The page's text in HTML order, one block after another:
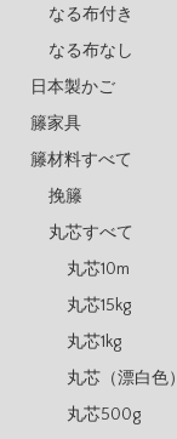
なる布付き
なる布なし
日本製かご
籐家具
籐材料すべて
挽籐
丸芯すべて
丸芯10m
丸芯15kg
丸芯1kg
丸芯（漂白色）
丸芯500g